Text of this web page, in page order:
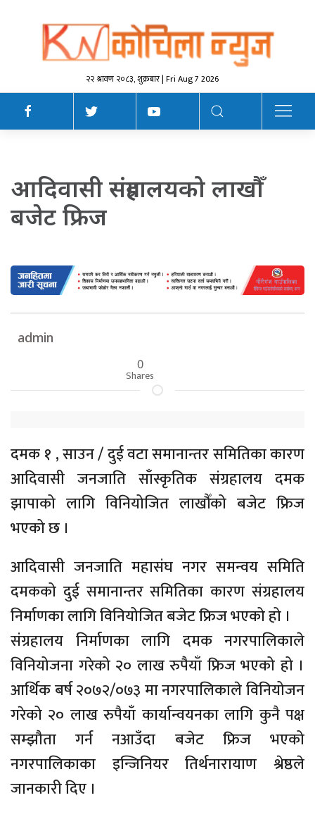
२२ श्रावण २०८३, शुक्रबार | Fri Aug 7 2026
आदिवासी संग्रहालयको लाखौँ
बजेट फ्रिज
admin
0
Shares
दमक १ , साउन / दुई वटा समानान्तर समितिका कारण
आदिवासी जनजाति साँस्कृतिक संग्रहालय दमक
झापाको लागि विनियोजित लाखौँको बजेट फ्रिज
भएको छ ।
आदिवासी जनजाति महासंघ नगर समन्वय समिति
दमकको दुई समानान्तर समितिका कारण संग्रहालय
निर्माणका लागि विनियोजित बजेट फ्रिज भएको हो ।
संग्रहालय निर्माणका लागि दमक नगरपालिकाले
विनियोजना गरेको २० लाख रुपैयाँ फ्रिज भएको हो ।
आर्थिक बर्ष २०७२/०७३ मा नगरपालिकाले विनियोजन
गरेको २० लाख रुपैयाँ कार्यान्वयनका लागि कुनै पक्ष
सम्झौता गर्न नआउँदा बजेट फ्रिज भएको
नगरपालिकाका इन्जिनियर तिर्थनारायाण श्रेष्ठले
जानकारी दिए ।